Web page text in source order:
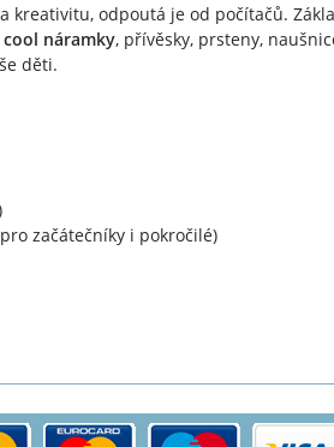
kreativitu, odpoutá je od počítačů.
cool náramky, přívěsky, prsteny,
děti.
začátečníky i pokročilé)